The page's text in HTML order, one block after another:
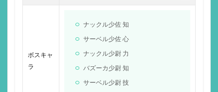
ボスキャ
ラ
ナックル少佐 知
サーベル少佐 心
ナックル少尉 力
バズーカ少尉 知
サーベル少尉 技